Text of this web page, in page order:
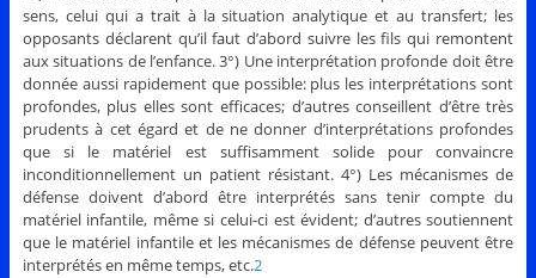
sens, celui qui a trait à la situation analytique et au transfert; les
opposants déclarent qu’il faut d’abord suivre les fils qui remontent
aux situations de l’enfance. 3°) Une interprétation profonde doit être
donnée aussi rapidement que possible: plus les interprétations sont
profondes, plus elles sont efficaces; d’autres conseillent d’être très
prudents à cet égard et de ne donner d’interprétations profondes
que si le matériel est suffisamment solide pour convaincre
inconditionnellement un patient résistant. 4°) Les mécanismes de
défense doivent d’abord être interprétés sans tenir compte du
matériel infantile, même si celui-ci est évident; d’autres soutiennent
que le matériel infantile et les mécanismes de défense peuvent être
interprétés en même temps, etc.2